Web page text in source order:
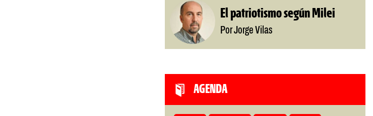
El patriotismo según Milei
Por Jorge Vilas
AGENDA